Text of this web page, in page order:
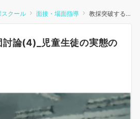
スクール 面接・場面指導 教採突破する集団討論(4)_児童生徒の実態の捉え方
討論(4)_児童生徒の実態の